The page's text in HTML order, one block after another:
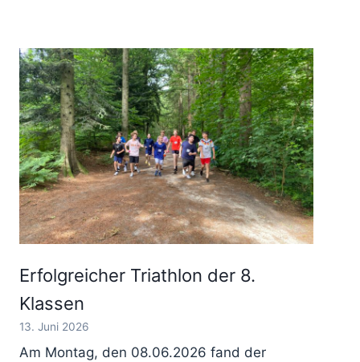
Erfolgreicher Triathlon der 8.
Klassen
13. Juni 2026
Am Montag, den 08.06.2026 fand der